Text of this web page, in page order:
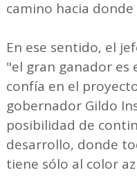
camino hacia
En ese sentido, el
"el gran ganador es
confía en el
gobernador Gildo
posibilidad de
desarrollo, donde
tiene sólo al color